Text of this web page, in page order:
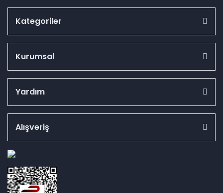
Kategoriler
Kurumsal
Yardım
Alışveriş